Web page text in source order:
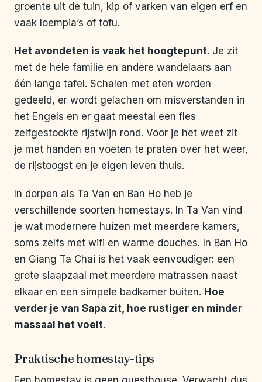
groente uit de tuin, kip of varken van eigen erf en
vaak loempia’s of tofu.
Het avondeten is vaak het hoogtepunt. Je zit
met de hele familie en andere wandelaars aan
één lange tafel. Schalen met eten worden
gedeeld, er wordt gelachen om misverstanden in
het Engels en er gaat meestal een fles
zelfgestookte rijstwijn rond. Voor je het weet zit
je met handen en voeten te praten over het weer,
de rijstoogst en je eigen leven thuis.
In dorpen als Ta Van en Ban Ho heb je
verschillende soorten homestays. In Ta Van vind
je wat modernere huizen met meerdere kamers,
soms zelfs met wifi en warme douches. In Ban Ho
en Giang Ta Chai is het vaak eenvoudiger: een
grote slaapzaal met meerdere matrassen naast
elkaar en een simpele badkamer buiten. Hoe
verder je van Sapa zit, hoe rustiger en minder
massaal het voelt.
Praktische homestay-tips